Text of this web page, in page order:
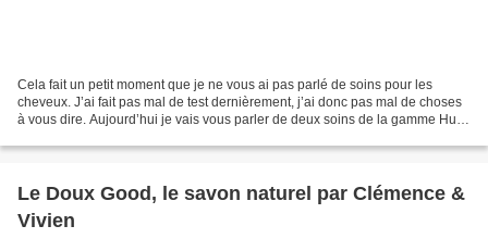
Cela fait un petit moment que je ne vous ai pas parlé de soins pour les
cheveux. J’ai fait pas mal de test dernièrement, j’ai donc pas mal de choses
à vous dire. Aujourd’hui je vais vous parler de deux soins de la gamme Huile
Le Doux Good, le savon naturel par Clémence &
Vivien